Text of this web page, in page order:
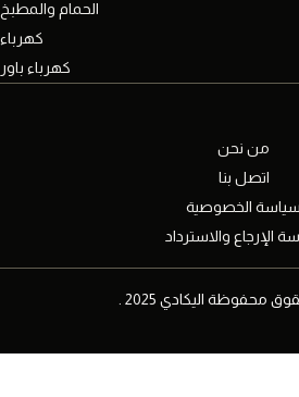
الحمام والمطبخ
كهرباء
كهرباء باور
من نحن
اتصل بنا
سياسة الخصوصية
الإرجاع والاسترداد
محفوظة اليكادي 2025 .